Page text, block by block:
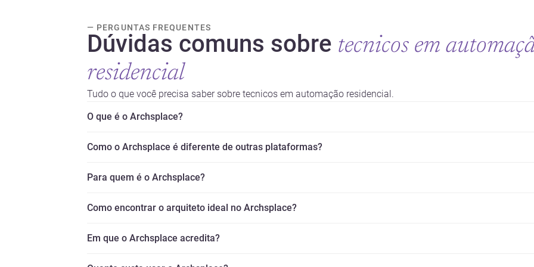
— PERGUNTAS FREQUENTES
Dúvidas comuns sobre tecnicos em
residencial
Tudo o que você precisa saber sobre tecnicos em automação residencial.
O que é o Archsplace?
Como o Archsplace é diferente de outras plataformas?
Para quem é o Archsplace?
Como encontrar o arquiteto ideal no Archsplace?
Em que o Archsplace acredita?